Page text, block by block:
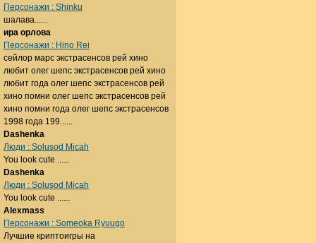
Персонажи : Shinku
шалава......
ира орлова
Персонажи : Hino Rei
сейлор марс экстрасенсов рей хино
любит олег шепс экстрасенсов рей хино
любит года олег шепс экстрасенсов рей
хино помни олег шепс экстрасенсов рей
хино помни года олег шепс экстрасенсов
1998 года 199......
Dashenka
Люди : Solusod Micah
You look cute ......
Dashenka
Люди : Solusod Micah
You look cute ......
Alexmass
Персонажи : Someoka Ryuugo
Лучшие криптоигры на